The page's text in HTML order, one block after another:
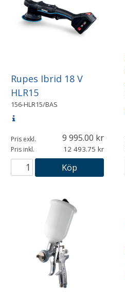
Rupes Ibrid 18 V
HLR15
156-HLR15/BAS
Pris exkl. 9 995.00
Pris inkl. 12 493.75
Köp